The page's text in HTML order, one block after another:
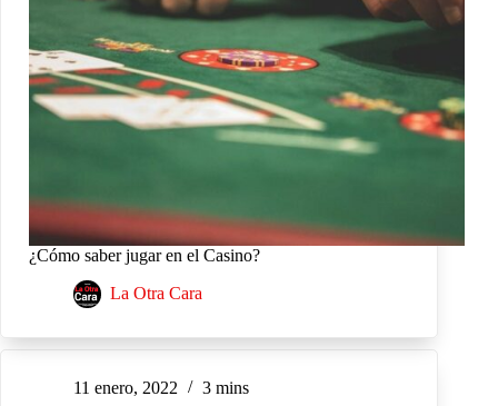
¿Cómo saber jugar en el Casino?
La Otra Cara
11 enero, 2022 3 mins